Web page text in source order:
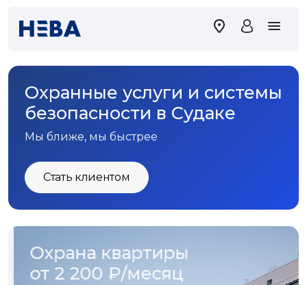
Охранные услуги и системы
безопасности в Судаке
Мы ближе, мы быстрее
Стать клиентом
Охрана квартиры
от 2 200 ₽/месяц